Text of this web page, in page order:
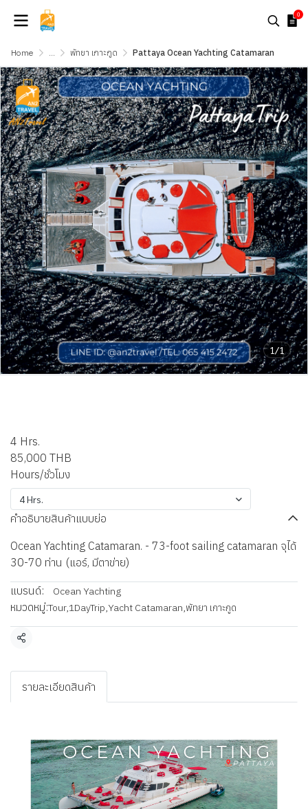
0
Home ... พัทยา เกาะกูด Pattaya Ocean Yachting Catamaran
1/1
4 Hrs.
85,000 THB
Hours/ชั่วโมง
4 Hrs.
คำอธิบายสินค้าแบบย่อ
Ocean Yachting Catamaran. - 73-foot sailing catamaran จุได้
30-70 ท่าน (แอร์, มีตาข่าย)
แบรนด์: Ocean Yachting
หมวดหมู่:Tour,1DayTrip,Yacht Catamaran,พัทยา เกาะกูด
แชร์
รายละเอียดสินค้า